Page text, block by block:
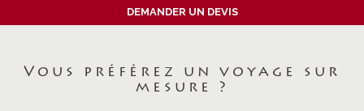
DEMANDER UN DEVIS
Vous préférez un voyage sur
mesure ?